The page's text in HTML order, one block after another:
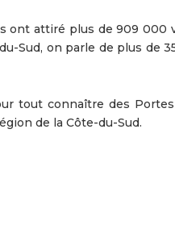
ont attiré plus de 909 000
Sud, on parle de plus de
tout connaître des
de la Côte-du-Sud.